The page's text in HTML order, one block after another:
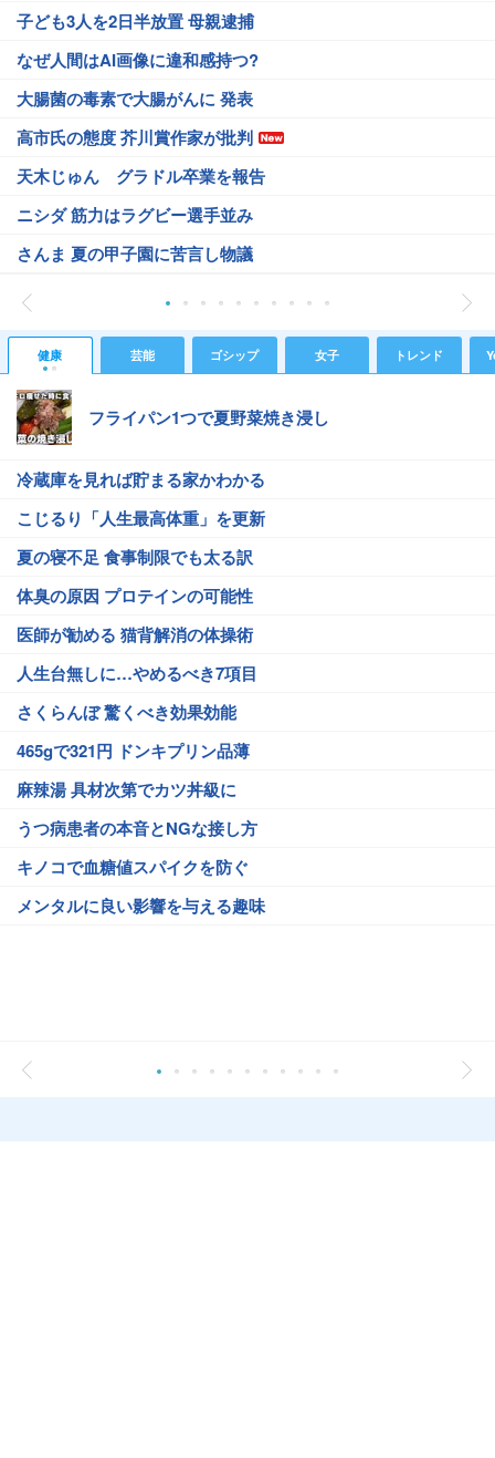
子ども3人を2日半放置 母親逮捕
なぜ人間はAI画像に違和感持つ?
大腸菌の毒素で大腸がんに 発表
高市氏の態度 芥川賞作家が批判
天木じゅん グラドル卒業を報告
ニシダ 筋力はラグビー選手並み
さんま 夏の甲子園に苦言し物議
健康 芸能 ゴシップ 女子 トレンド
フライパン1つで夏野菜焼き浸し
冷蔵庫を見れば貯まる家かわかる
こじるり「人生最高体重」を更新
夏の寝不足 食事制限でも太る訳
体臭の原因 プロテインの可能性
医師が勧める 猫背解消の体操術
人生台無しに…やめるべき7項目
さくらんぼ 驚くべき効果効能
465gで321円 ドンキプリン品薄
麻辣湯 具材次第でカツ丼級に
うつ病患者の本音とNGな接し方
キノコで血糖値スパイクを防ぐ
メンタルに良い影響を与える趣味